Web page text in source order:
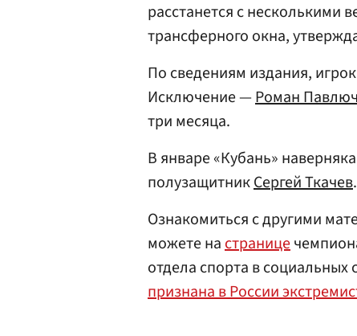
расстанется с несколькими
трансферного окна,
По сведениям издания,
Исключение —Роман
три месяца.
В январе «Кубань»
полузащитникСергей Ткачев.
Ознакомиться с другими
можете настранице
отдела спорта в социальных
признана в России